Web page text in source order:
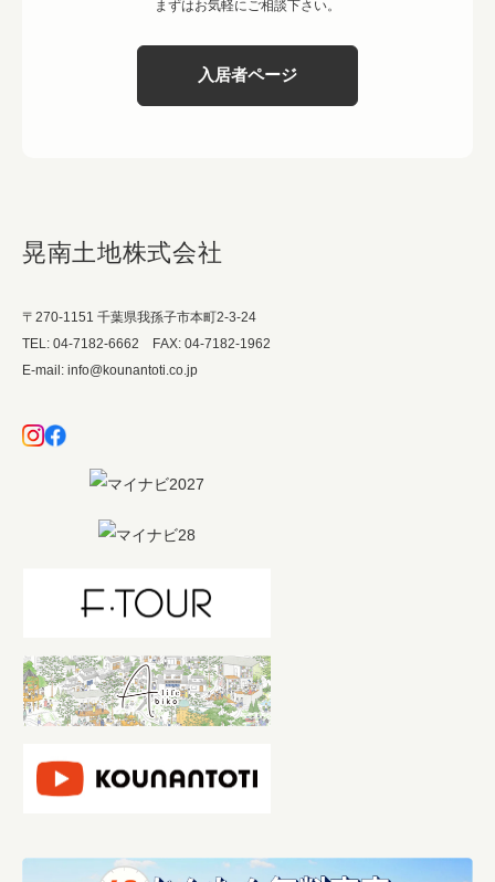
まずはお気軽にご相談下さい。
入居者ページ
晃南土地株式会社
〒270-1151 千葉県我孫子市本町2-3-24
TEL: 04-7182-6662 FAX: 04-7182-1962
E-mail: info@kounantoti.co.jp